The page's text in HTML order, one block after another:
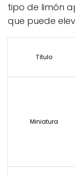
tipo de limón
que puede
Título
Miniatura